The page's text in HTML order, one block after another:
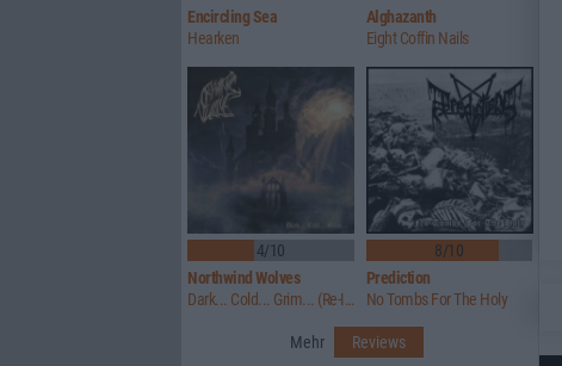
Encircling Sea
Hearken
Alghazanth
Eight Coffin Nails
4/10
Northwind Wolves
Dark... Cold... Grim... (Re-Issue)
8/10
Prediction
No Tombs For The Holy
Mehr Reviews